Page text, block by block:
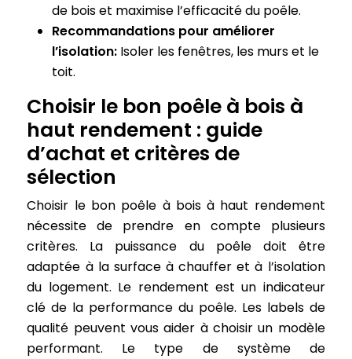
de bois et maximise l’efficacité du poêle.
Recommandations pour améliorer
l’isolation: Isoler les fenêtres, les murs et le
toit.
Choisir le bon poêle à bois à
haut rendement : guide
d’achat et critères de
sélection
Choisir le bon poêle à bois à haut rendement
nécessite de prendre en compte plusieurs
critères. La puissance du poêle doit être
adaptée à la surface à chauffer et à l’isolation
du logement. Le rendement est un indicateur
clé de la performance du poêle. Les labels de
qualité peuvent vous aider à choisir un modèle
performant. Le type de système de